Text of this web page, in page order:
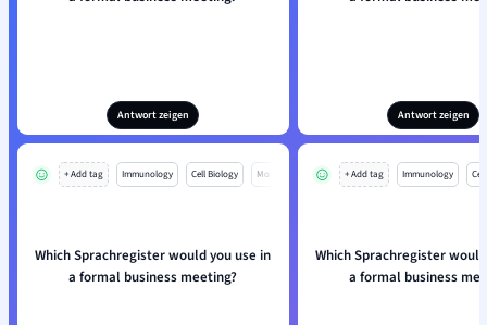
Antwort zeigen Antwort zeigen
+ Add tag Immunology Cell Biology Mo
Which Sprachregister would you use in
a formal business meeting?
+ Add tag Immunology
Which Sprachregister
a formal business